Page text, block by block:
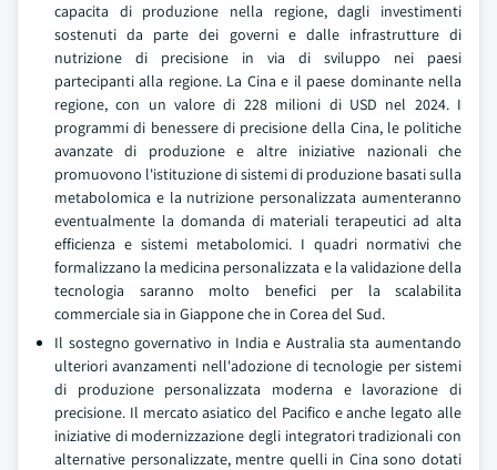
capacita di produzione nella regione, dagli investimenti
sostenuti da parte dei governi e dalle infrastrutture di
nutrizione di precisione in via di sviluppo nei paesi
partecipanti alla regione. La Cina e il paese dominante nella
regione, con un valore di 228 milioni di USD nel 2024. I
programmi di benessere di precisione della Cina, le politiche
avanzate di produzione e altre iniziative nazionali che
promuovono l'istituzione di sistemi di produzione basati sulla
metabolomica e la nutrizione personalizzata aumenteranno
eventualmente la domanda di materiali terapeutici ad alta
efficienza e sistemi metabolomici. I quadri normativi che
formalizzano la medicina personalizzata e la validazione della
tecnologia saranno molto benefici per la scalabilita
commerciale sia in Giappone che in Corea del Sud.
Il sostegno governativo in India e Australia sta aumentando
ulteriori avanzamenti nell'adozione di tecnologie per sistemi
di produzione personalizzata moderna e lavorazione di
precisione. Il mercato asiatico del Pacifico e anche legato alle
iniziative di modernizzazione degli integratori tradizionali con
alternative personalizzate, mentre quelli in Cina sono dotati